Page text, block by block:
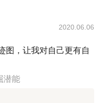
2020.06.06
图，让我对自己更有自
潜能